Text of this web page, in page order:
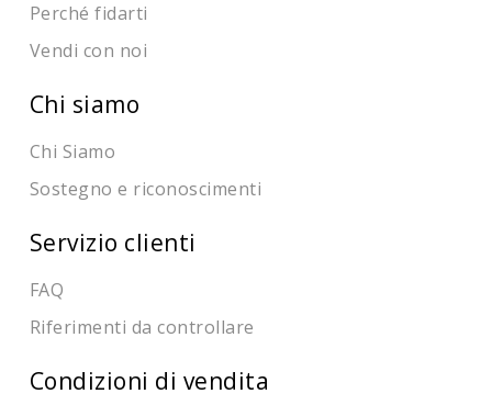
Perché fidarti
Vendi con noi
Chi siamo
Chi Siamo
Sostegno e riconoscimenti
Servizio clienti
FAQ
Riferimenti da controllare
Condizioni di vendita